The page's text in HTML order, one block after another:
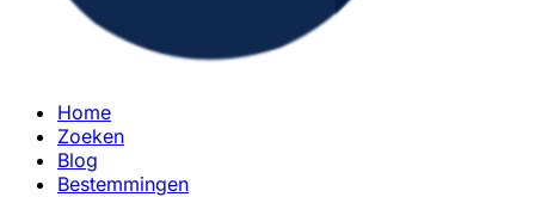
Home
Zoeken
Blog
Bestemmingen